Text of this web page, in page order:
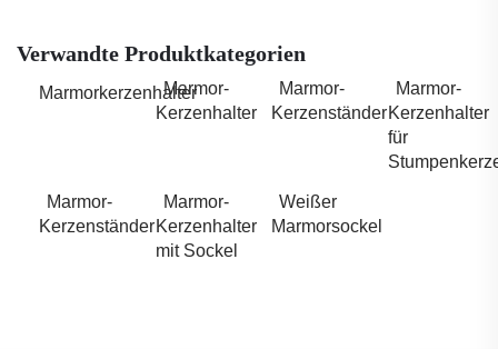
Verwandte Produktkategorien
MarmorkerzenhalterMarmor-
Kerzenhalter
Marmor-
Kerzenständer
Marmor-
Kerzenhalter
für
Marmor-
Kerzenständer
Marmor-
Kerzenhalter
mit Sockel
Weißer
Marmorsockel